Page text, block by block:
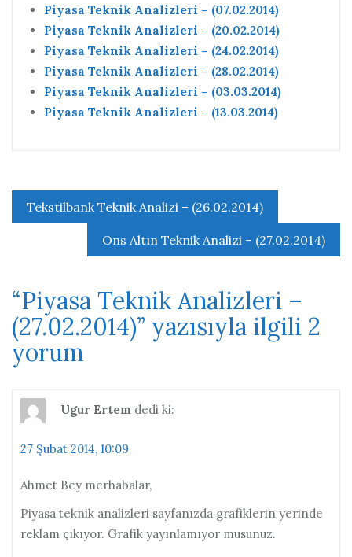
Piyasa Teknik Analizleri – (07.02.2014)
Piyasa Teknik Analizleri – (20.02.2014)
Piyasa Teknik Analizleri – (24.02.2014)
Piyasa Teknik Analizleri – (28.02.2014)
Piyasa Teknik Analizleri – (03.03.2014)
Piyasa Teknik Analizleri – (13.03.2014)
Yazı
gezinmesi
Tekstilbank Teknik Analizi – (26.02.2014)
Ons Altın Teknik Analizi – (27.02.2014)
“Piyasa Teknik Analizleri –
(27.02.2014)” yazısıyla ilgili 2
yorum
Ugur Ertem dedi ki:
27 Şubat 2014, 10:09
Ahmet Bey merhabalar,
Piyasa teknik analizleri sayfanızda grafiklerin yerinde
reklam çıkıyor. Grafik yayınlamıyor musunuz.